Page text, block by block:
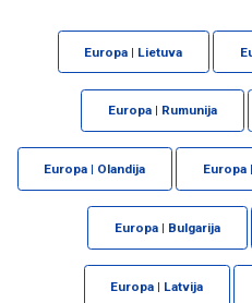
Europa | Lietuva
Europa | Rumunija
Europa | Olandija Europa
Europa | Bulgarija
Europa | Latvija